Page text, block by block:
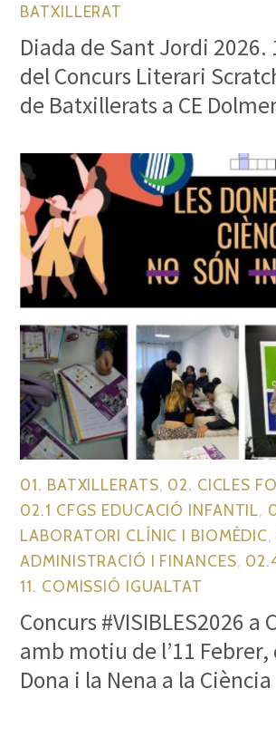
BATXILLERAT
Diada de Sant Jordi 2026.
del Concurs Literari
de Batxillerats a CE
01. BATXILLERATS 02. CICLES
02.1 CFGS EDUCACIÓ INFANTIL
LABORATORI CLÍNIC I BIOMÈDIC
ADMINISTRACIÓ I FINANCES
11. COMISSIÓ IGUALTAT
Concurs #VISIBLES2026 a
amb motiu de l’11 Febrer,
Dona i la Nena a la Ciència